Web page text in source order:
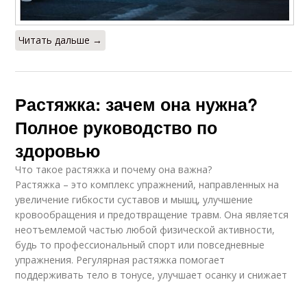
Читать дальше →
Растяжка: зачем она нужна?
Полное руководство по
здоровью
Что такое растяжка и почему она важна?
Растяжка – это комплекс упражнений, направленных на
увеличение гибкости суставов и мышц, улучшение
кровообращения и предотвращение травм. Она является
неотъемлемой частью любой физической активности,
будь то профессиональный спорт или повседневные
упражнения. Регулярная растяжка помогает
поддерживать тело в тонусе, улучшает осанку и снижает